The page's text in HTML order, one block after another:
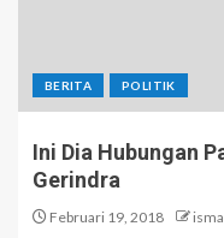
BERITA POLITIK
Ini Dia Hubungan
Gerindra
Februari 19, 2018